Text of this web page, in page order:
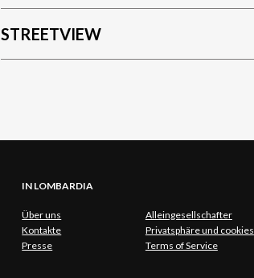
STREETVIEW
IN LOMBARDIA
Über uns
Alleingesellschafter
Kontakte
Privatsphäre und cookies
Presse
Terms of Service